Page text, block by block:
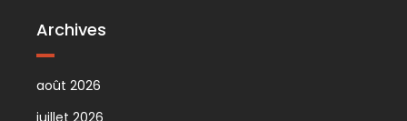
Archives
août 2026
juillet 2026